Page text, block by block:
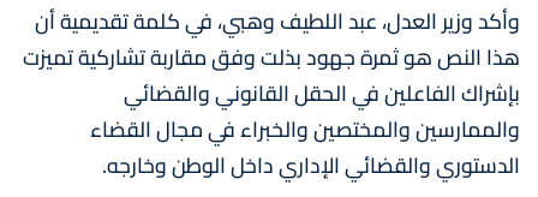
وأكد وزير العدل، عبد اللطيف وهبي، في كلمة تقديمية أن
هذا النص هو ثمرة جهود بذلت وفق مقاربة تشاركية تميزت
بإشراك الفاعلين في الحقل القانوني والقضائي
والممارسين والمختصين والخبراء في مجال القضاء
الدستوري والقضائي الإداري داخل الوطن وخارجه.